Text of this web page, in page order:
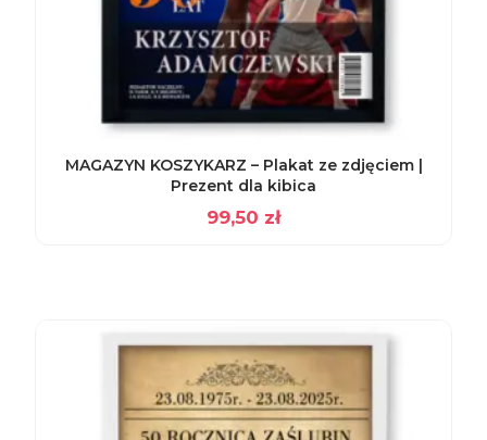
MAGAZYN KOSZYKARZ – Plakat ze zdjęciem |
Prezent dla kibica
99,50 zł